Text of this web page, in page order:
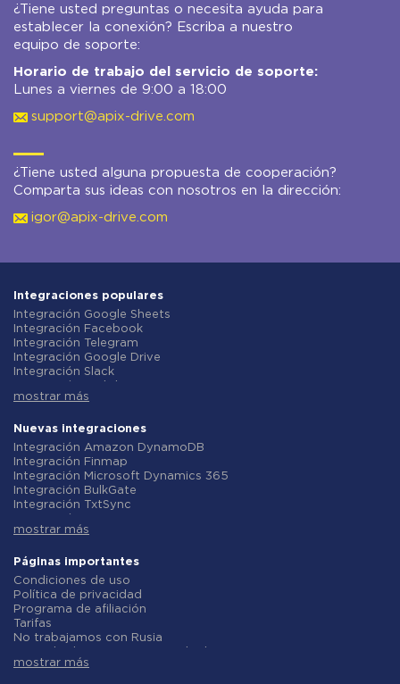
¿Tiene usted preguntas o necesita ayuda para
establecer la conexión? Escriba a nuestro
equipo de soporte:
Horario de trabajo del servicio de soporte:
Lunes a viernes de 9:00 a 18:00
support@apix-drive.com
¿Tiene usted alguna propuesta de cooperación?
Comparta sus ideas con nosotros en la dirección:
igor@apix-drive.com
Integraciones populares
Integración Google Sheets
Integración Facebook
Integración Telegram
Integración Google Drive
Integración Slack
Integración Gmail
Integración ClickUp
Integración Airtable
Integración Google Contacts
Integración OpenAI (ChatGPT)
Integración Instagram
Integración ActiveCampaign
Integración Typeform
Integración Salesforce CRM
Integración Notion
Integración AWeber
Integración Asana
Integración ZOHO CRM
Integración Webhooks
Integración GetResponse
Integración WooCommerce
mostrar más
Nuevas integraciones
Integración Amazon DynamoDB
Integración Finmap
Integración Microsoft Dynamics 365
Integración BulkGate
Integración TxtSync
Integración Corezoid
Integración Instasent
Integración AtomPark
Integración TXTImpact
Integración Campaign Monitor
Integración CM.com
Integración D7 Networks
Integración SMS.to
Integración SMSGlobal
mostrar más
Páginas importantes
Condiciones de uso
Política de privacidad
Programa de afiliación
Tarifas
No trabajamos con Rusia
Politica de reembolso
mostrar más